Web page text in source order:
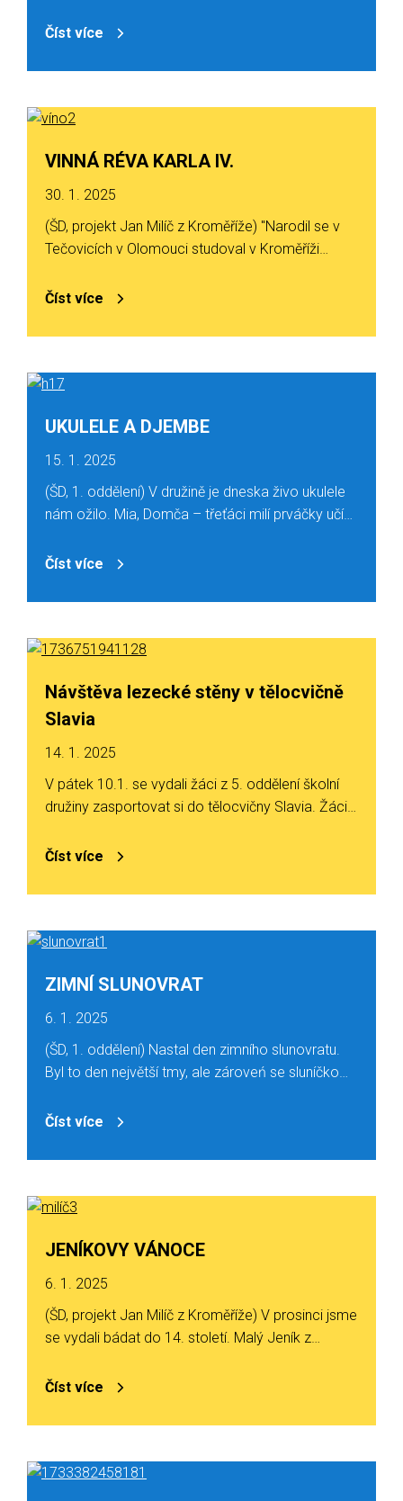
Číst více
VINNÁ RÉVA KARLA IV.
30. 1. 2025
(ŠD, projekt Jan Milíč z Kroměříže) "Narodil se v
Tečovicích v Olomouci studoval v Kroměříži…
Číst více
UKULELE A DJEMBE
15. 1. 2025
(ŠD, 1. oddělení) V družině je dneska živo ukulele
nám ožilo. Mia, Domča – třeťáci milí prváčky učí…
Číst více
Návštěva lezecké stěny v tělocvičně
Slavia
14. 1. 2025
V pátek 10.1. se vydali žáci z 5. oddělení školní
družiny zasportovat si do tělocvičny Slavia. Žáci…
Číst více
ZIMNÍ SLUNOVRAT
6. 1. 2025
(ŠD, 1. oddělení) Nastal den zimního slunovratu.
Byl to den největší tmy, ale zároveń se sluníčko…
Číst více
JENÍKOVY VÁNOCE
6. 1. 2025
(ŠD, projekt Jan Milíč z Kroměříže) V prosinci jsme
se vydali bádat do 14. století. Malý Jeník z…
Číst více